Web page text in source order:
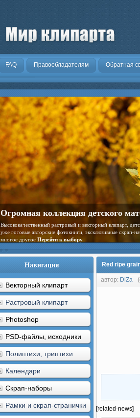
FAQ Правообладателям Обратная
Огромная коллекция детского
Высококачественный растровый и векторный клипарт,
уже готовые авторские фотокниги, эксклюзивные скрап-
многое другое Перейти к выбору
Навигация
Векторный клипарт
Растровый клипарт
Photoshop
PSD-файлы, исходники
Полиптихи, триптихи
Календари
Скрап-наборы
Рамки и скрап-странички
Red ripe
автор: DiZa
[related-news]